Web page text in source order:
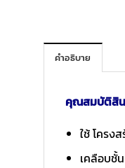
คำอธิบาย
คุณสมบัติสิ
ใช้ โครง
เคลือบชั้